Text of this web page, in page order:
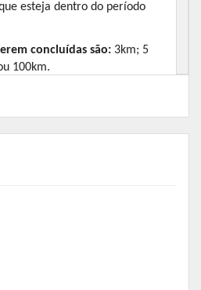
esteja dentro do período
concluídas são: 3km; 5
100km.
correndo ou
em qualquer local seguro: